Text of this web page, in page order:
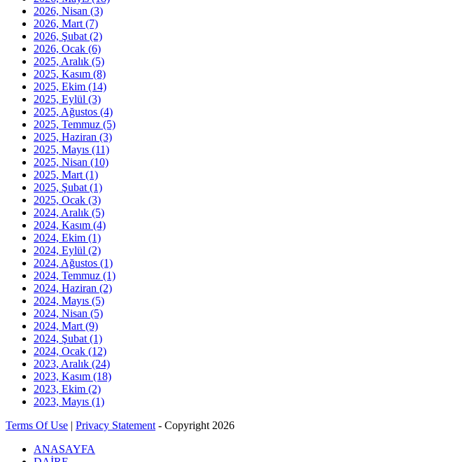
2026, Nisan (3)
2026, Mart (7)
2026, Şubat (2)
2026, Ocak (6)
2025, Aralık (5)
2025, Kasım (8)
2025, Ekim (14)
2025, Eylül (3)
2025, Ağustos (4)
2025, Temmuz (5)
2025, Haziran (3)
2025, Mayıs (11)
2025, Nisan (10)
2025, Mart (1)
2025, Şubat (1)
2025, Ocak (3)
2024, Aralık (5)
2024, Kasım (4)
2024, Ekim (1)
2024, Eylül (2)
2024, Ağustos (1)
2024, Temmuz (1)
2024, Haziran (2)
2024, Mayıs (5)
2024, Nisan (5)
2024, Mart (9)
2024, Şubat (1)
2024, Ocak (12)
2023, Aralık (24)
2023, Kasım (18)
2023, Ekim (2)
2023, Mayıs (1)
Terms Of Use | Privacy Statement - Copyright 2026
ANASAYFA